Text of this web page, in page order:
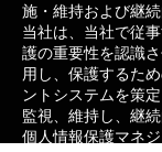
施・維持および継
当社は、当社で従
護の重要性を認識
用し、保護するた
ントシステムを策
監視、維持し、継続
個人情報保護マネ